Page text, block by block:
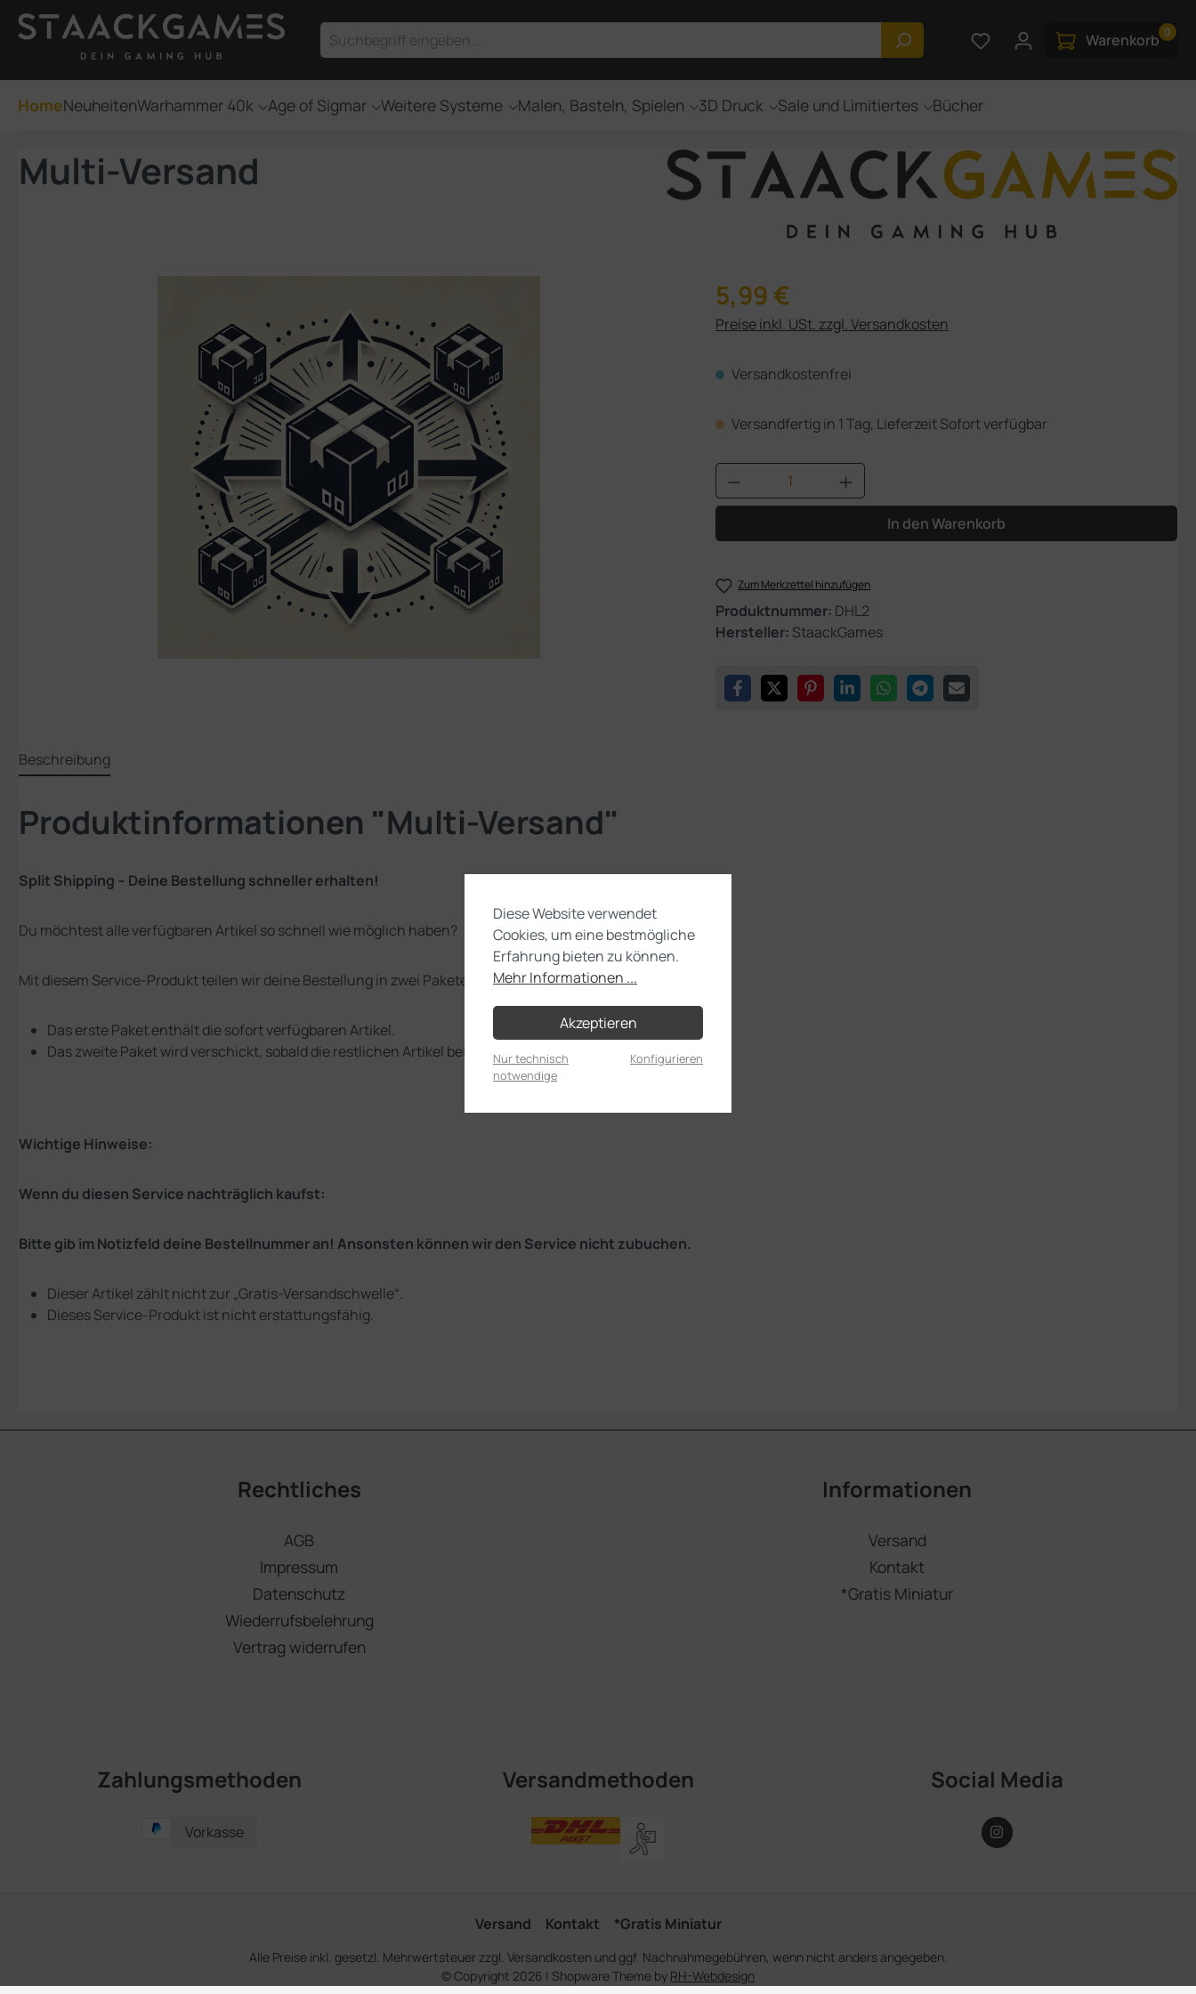
Hauptinhalt springen
Zur Suche springen
Du hast 0 Produkte auf dem
Warenkorb 0
HomeNeuheitenWarhammer 40k Age of Sigmar Weitere Systeme Malen, Basteln, Spielen 3D Druck Sale und Limitiertes Bücher
Multi-Versand
Regulärer Preis:
5,99 €
Preise inkl. USt. zzgl. Versandkosten
Versandkostenfrei
Versandfertig in 1 Tag, Lieferzeit Sofort verfügbar
Produkt Anzahl: Gib den gewünschten Wert
In den Warenkorb
Zum Merkzettel hinzufügen
Produktnummer: DHL2
Hersteller: StaackGames
Beschreibung
Produktinformationen "Multi-Versand"
Split Shipping – Deine Bestellung schneller erhalten!
Du möchtest alle verfügbaren Artikel so schnell wie möglich haben?
Mit diesem Service-Produkt teilen wir deine Bestellung in zwei Pakete auf:
Das erste Paket enthält die sofort verfügbaren Artikel.
Das zweite Paket wird verschickt, sobald die restlichen Artikel bei uns eingetroffen sind.
Wichtige Hinweise:
Wenn du diesen Service nachträglich kaufst:
Bitte gib im Notizfeld deine Bestellnummer an! Ansonsten können wir den Service nicht zubuchen.
Dieser Artikel zählt nicht zur „Gratis-Versandschwelle“.
Dieses Service-Produkt ist nicht erstattungsfähig.
Rechtliches
AGB
Impressum
Datenschutz
Wiederrufsbelehrung
Vertrag widerrufen
Informationen
Versand
Kontakt
*Gratis Miniatur
Zahlungsmethoden
Vorkasse
Versandmethoden Social Media
Versand Kontakt *Gratis Miniatur
Alle Preise inkl. gesetzl. Mehrwertsteuer zzgl. Versandkostenund ggf. Nachnahmegebühren, wenn nicht anders angegeben.
© Copyright 2026 | Shopware Theme by RH-Webdesign
Diese Website verwendet
Cookies, um eine bestmögliche
Erfahrung bieten zu können.
Mehr Informationen ...
Akzeptieren
Nur technisch
notwendige
Konfigurieren